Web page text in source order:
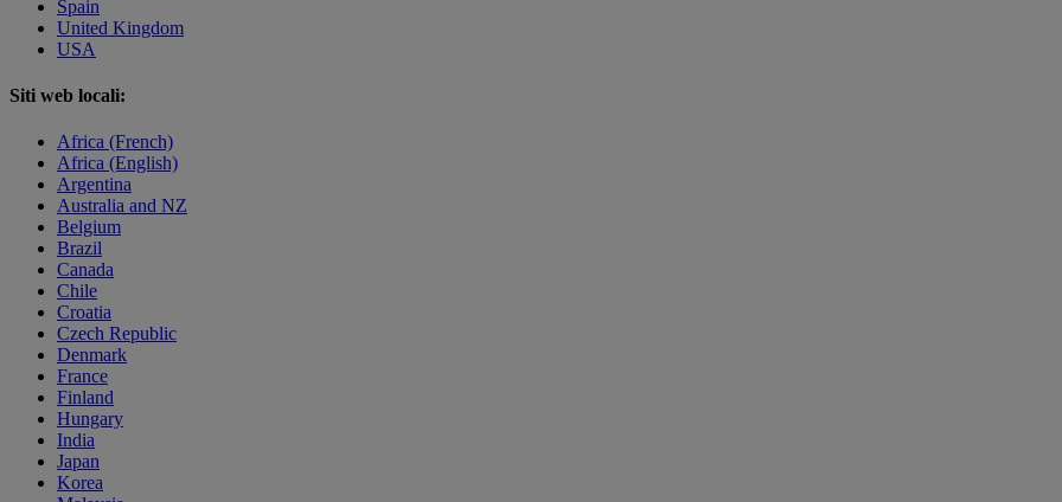
Spain
United Kingdom
USA
Siti web locali:
Africa (French)
Africa (English)
Argentina
Australia and NZ
Belgium
Brazil
Canada
Chile
Croatia
Czech Republic
Denmark
France
Finland
Hungary
India
Japan
Korea